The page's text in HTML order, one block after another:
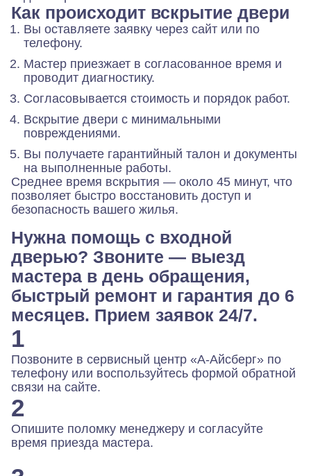
Как происходит вскрытие двери
Вы оставляете заявку через сайт или по
телефону.
Мастер приезжает в согласованное время и
проводит диагностику.
Согласовывается стоимость и порядок работ.
Вскрытие двери с минимальными
повреждениями.
Вы получаете гарантийный талон и документы
на выполненные работы.
Среднее время вскрытия — около 45 минут, что
позволяет быстро восстановить доступ и
безопасность вашего жилья.
Нужна помощь с входной
дверью? Звоните — выезд
мастера в день обращения,
быстрый ремонт и гарантия до 6
месяцев. Прием заявок 24/7.
1
Позвоните в сервисный центр «А-Айсберг» по
телефону или воспользуйтесь формой обратной
связи на сайте.
2
Опишите поломку менеджеру и согласуйте
время приезда мастера.